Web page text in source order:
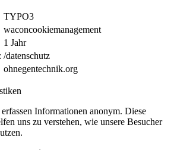
TYPO3
waconcookiemanagement
1 Jahr
/datenschutz
ohnegentechnik.org
Informationen anonym. Diese
uns zu verstehen, wie unsere Besucher